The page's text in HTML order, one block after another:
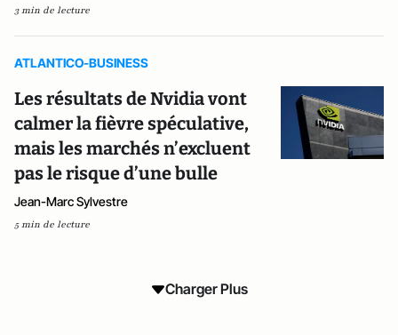
3 min de lecture
ATLANTICO-BUSINESS
Les résultats de Nvidia vont
calmer la fièvre spéculative,
mais les marchés n’excluent
pas le risque d’une bulle
Jean-Marc Sylvestre
5 min de lecture
Charger Plus